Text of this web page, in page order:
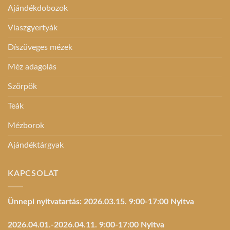
Ajándékdobozok
Viaszgyertyák
Díszüveges mézek
Méz adagolás
Szörpök
Teák
Mézborok
Ajándéktárgyak
KAPCSOLAT
Ünnepi nyitvatartás: 2026.03.15. 9:00-17:00 Nyitva
2026.04.01.-2026.04.11. 9:00-17:00 Nyitva